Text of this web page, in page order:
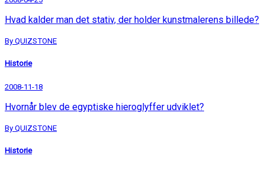
Hvad kalder man det stativ, der holder kunstmalerens billede?
By QUIZSTONE
Historie
2008-11-18
Hvornår blev de egyptiske hieroglyffer udviklet?
By QUIZSTONE
Historie